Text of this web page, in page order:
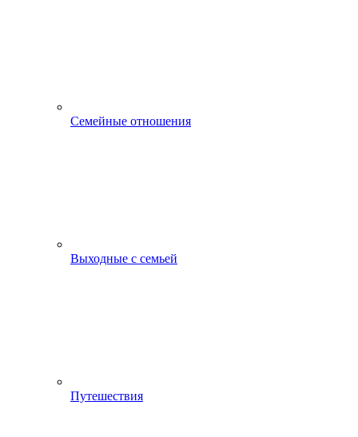
Семейные отношения
Выходные с семьей
Путешествия